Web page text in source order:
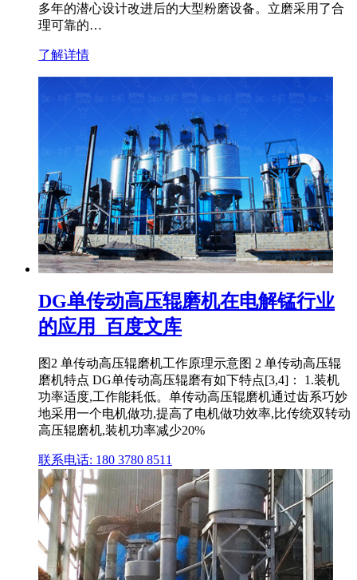
多年的潜心设计改进后的大型粉磨设备。立磨采用了合
理可靠的…
了解详情
DG单传动高压辊磨机在电解锰行业
的应用_百度文库
图2 单传动高压辊磨机工作原理示意图 2 单传动高压辊
磨机特点 DG单传动高压辊磨有如下特点[3,4]： 1.装机
功率适度,工作能耗低。单传动高压辊磨机通过齿系巧妙
地采用一个电机做功,提高了电机做功效率,比传统双转动
高压辊磨机,装机功率减少20%
联系电话: 180 3780 8511